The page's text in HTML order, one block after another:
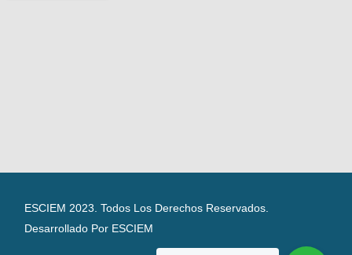
ESCIEM 2023. Todos Los Derechos Reservados.
Desarrollado Por ESCIEM